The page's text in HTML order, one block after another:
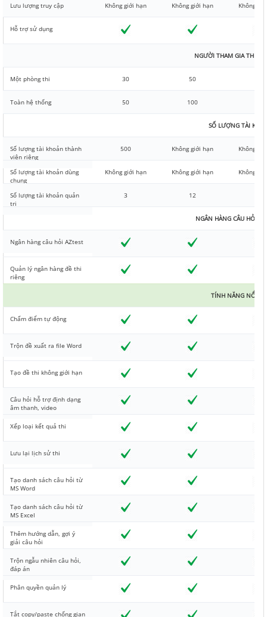
Lưu lượng truy cập Không giới hạn Không giới hạn Không
Hỗ trợ sử dụng
NGƯỜI THAM GIA THI
Một phòng thi 30 50
Toàn hệ thống 50 100
SỐ LƯỢNG TÀI
Số lượng tài khoản thành
viên riêng
500 Không giới hạn Không
Số lượng tài khoản dùng
chung
Không giới hạn Không giới hạn Không
Số lượng tài khoản quản
trị
3 12
NGÂN HÀNG CÂU HỎI &
Ngân hàng câu hỏi AZtest
Quản lý ngân hàng đề thi
riêng
TÍNH NĂNG NỔI
Chấm điểm tự động
Trộn đề xuất ra file Word
Tạo đề thi không giới hạn
Câu hỏi hỗ trợ định dạng
âm thanh, video
Xếp loại kết quả thi
Lưu lại lịch sử thi
Tạo danh sách câu hỏi từ
MS Word
Tạo danh sách câu hỏi từ
MS Excel
Thêm hướng dẫn, gợi ý
giải câu hỏi
Trộn ngẫu nhiên câu hỏi,
đáp án
Phân quyền quản lý
Tắt copy/paste chống gian